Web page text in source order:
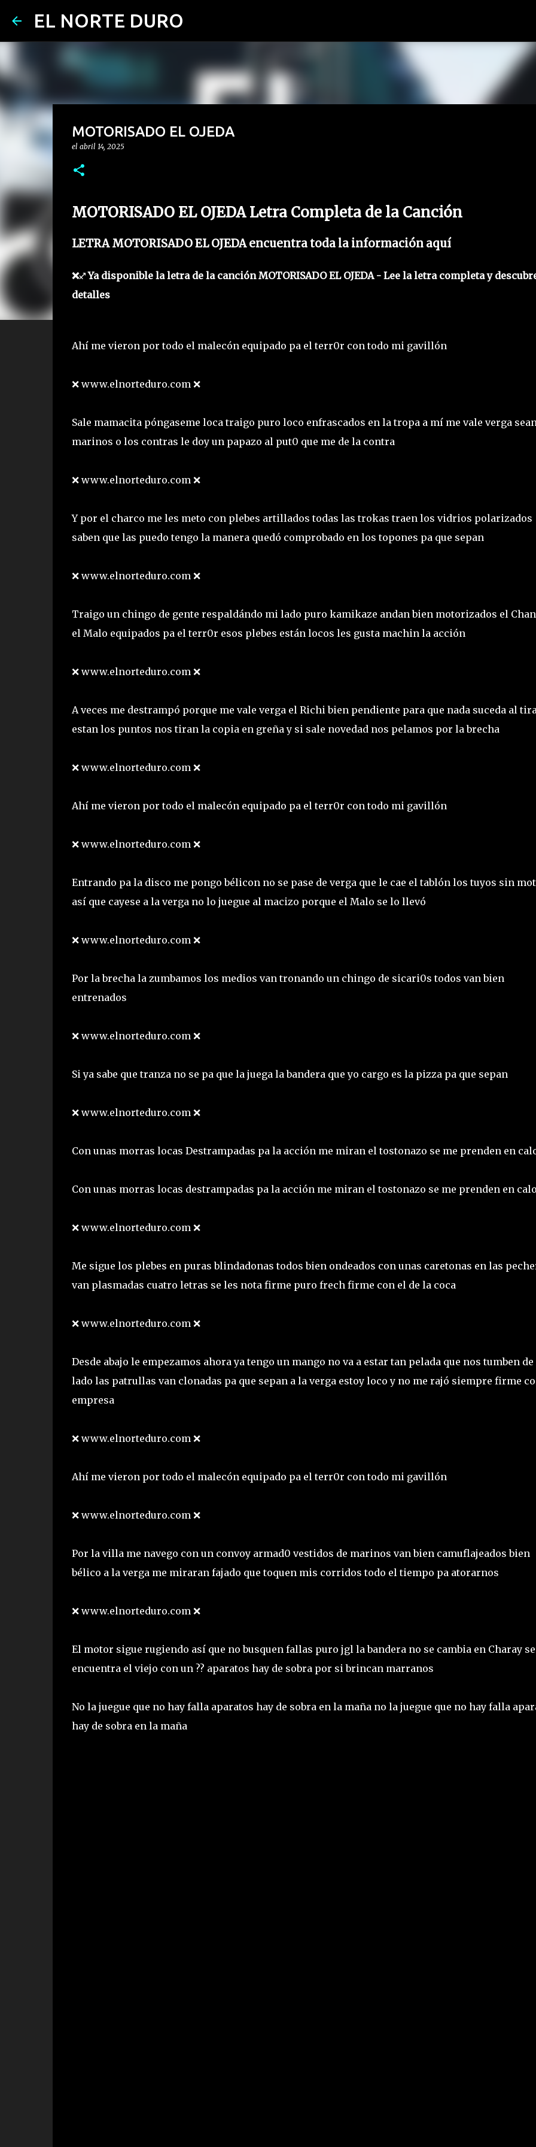
EL NORTE DURO
MOTORISADO EL OJEDA
el abril 14, 2025
MOTORISADO EL OJEDA Letra Completa de la Canción
LETRA MOTORISADO EL OJEDA encuentra toda la información aquí
❌♐ Ya disponible la letra de la canción MOTORISADO EL OJEDA - Lee la letra completa y
detalles
Ahí me vieron por todo el malecón equipado pa el terr0r con todo mi gavillón
❌ www.elnorteduro.com ❌
Sale mamacita póngaseme loca traigo puro loco enfrascados en la tropa a mí me vale verga
marinos o los contras le doy un papazo al put0 que me de la contra
❌ www.elnorteduro.com ❌
Y por el charco me les meto con plebes artillados todas las trokas traen los vidrios polarizados
saben que las puedo tengo la manera quedó comprobado en los topones pa que sepan
❌ www.elnorteduro.com ❌
Traigo un chingo de gente respaldándo mi lado puro kamikaze andan bien motorizados el
el Malo equipados pa el terr0r esos plebes están locos les gusta machin la acción
❌ www.elnorteduro.com ❌
A veces me destrampó porque me vale verga el Richi bien pendiente para que nada suceda al
estan los puntos nos tiran la copia en greña y si sale novedad nos pelamos por la brecha
❌ www.elnorteduro.com ❌
Ahí me vieron por todo el malecón equipado pa el terr0r con todo mi gavillón
❌ www.elnorteduro.com ❌
Entrando pa la disco me pongo bélicon no se pase de verga que le cae el tablón los tuyos sin
así que cayese a la verga no lo juegue al macizo porque el Malo se lo llevó
❌ www.elnorteduro.com ❌
Por la brecha la zumbamos los medios van tronando un chingo de sicari0s todos van bien
entrenados
❌ www.elnorteduro.com ❌
Si ya sabe que tranza no se pa que la juega la bandera que yo cargo es la pizza pa que sepan
❌ www.elnorteduro.com ❌
Con unas morras locas Destrampadas pa la acción me miran el tostonazo se me prenden en
Con unas morras locas destrampadas pa la acción me miran el tostonazo se me prenden en
❌ www.elnorteduro.com ❌
Me sigue los plebes en puras blindadonas todos bien ondeados con unas caretonas en las
van plasmadas cuatro letras se les nota firme puro frech firme con el de la coca
❌ www.elnorteduro.com ❌
Desde abajo le empezamos ahora ya tengo un mango no va a estar tan pelada que nos tumben de
lado las patrullas van clonadas pa que sepan a la verga estoy loco y no me rajó siempre firme
empresa
❌ www.elnorteduro.com ❌
Ahí me vieron por todo el malecón equipado pa el terr0r con todo mi gavillón
❌ www.elnorteduro.com ❌
Por la villa me navego con un convoy armad0 vestidos de marinos van bien camuflajeados bien
bélico a la verga me miraran fajado que toquen mis corridos todo el tiempo pa atorarnos
❌ www.elnorteduro.com ❌
El motor sigue rugiendo así que no busquen fallas puro jgl la bandera no se cambia en Charay se
encuentra el viejo con un ?? aparatos hay de sobra por si brincan marranos
No la juegue que no hay falla aparatos hay de sobra en la maña no la juegue que no hay falla
hay de sobra en la maña